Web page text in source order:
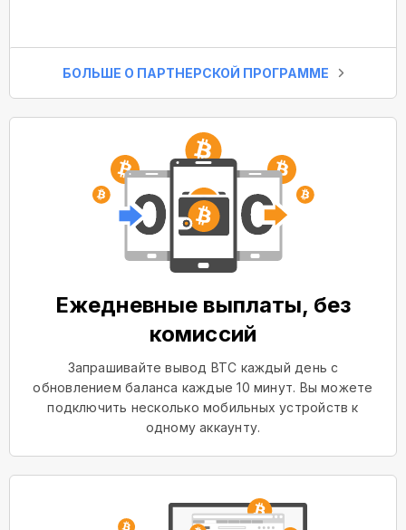
БОЛЬШЕ О ПАРТНЕРСКОЙ ПРОГРАММЕ
Ежедневные выплаты, без
комиссий
Запрашивайте вывод BTC каждый день с
обновлением баланса каждые 10 минут. Вы можете
подключить несколько мобильных устройств к
одному аккаунту.